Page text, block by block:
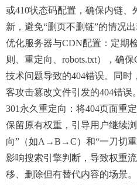
或410状态码配置，确保内链
新，避免“删页不删链”的情况出
优化服务器与CDN配置：定期
则、重定向、robots.txt），确
技术问题导致的404错误。同
客攻击篡改文件引发的404错误。
301永久重定向：将404页面重
保留原有权重，引导用户继续
向”（如A→B→C）和“一刀切
影响搜索引擎判断，导致权重
移、删除但有替代内容的场景。